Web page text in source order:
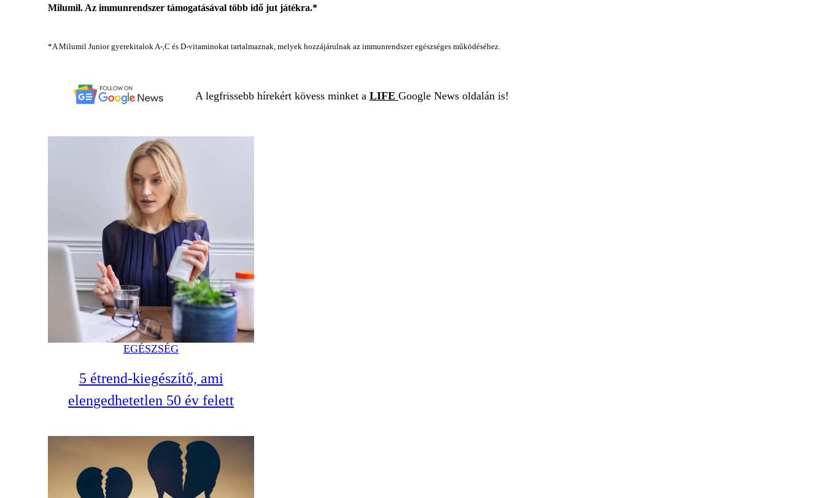
Milumil. Az immunrendszer támogatásával több idő jut játékra.*
*A Milumil Junior gyerekitalok A-,C és D-vitaminokat tartalmaznak, melyek hozzájárulnak az immunrendszer egészséges működéséhez.
A legfrissebb hírekért kövess minket a LIFE Google News oldalán is!
EGÉSZSÉG
5 étrend-kiegészítő, ami
elengedhetetlen 50 év felett